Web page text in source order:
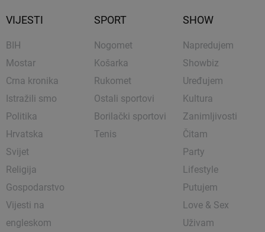
VIJESTI
BIH
Mostar
Crna kronika
Istražili smo
Politika
Hrvatska
Svijet
Religija
Gospodarstvo
Vijesti na
engleskom
SPORT
Nogomet
Košarka
Rukomet
Ostali sportovi
Borilački sportovi
Tenis
SHOW
Napredujem
Showbiz
Uređujem
Kultura
Zanimljivosti
Čitam
Party
Lifestyle
Putujem
Love & Sex
Uživam